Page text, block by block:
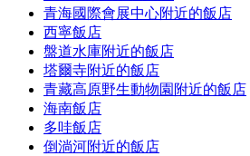
青海國際會展中心附近的飯店
西寧飯店
盤道水庫附近的飯店
塔爾寺附近的飯店
青藏高原野生動物園附近的飯店
海南飯店
多哇飯店
倒淌河附近的飯店